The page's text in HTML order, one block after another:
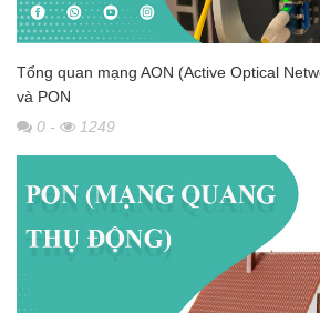
Tổng quan mạng AON (Active Optical
và PON
0 - 1249